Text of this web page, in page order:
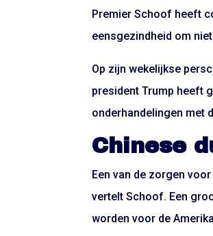
Premier Schoof heeft
eensgezindheid om
Op zijn wekelijkse
president Trump heeft
onderhandelingen met
Chinese
Een van de zorgen
vertelt Schoof. Een
worden voor de